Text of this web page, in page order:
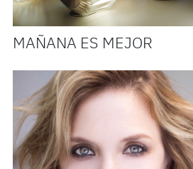
MAÑANA ES MEJOR